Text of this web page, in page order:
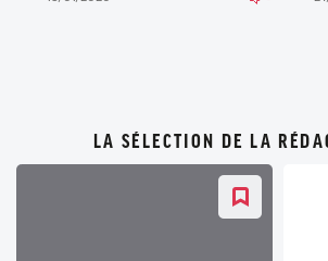
LA SÉLECTION DE LA